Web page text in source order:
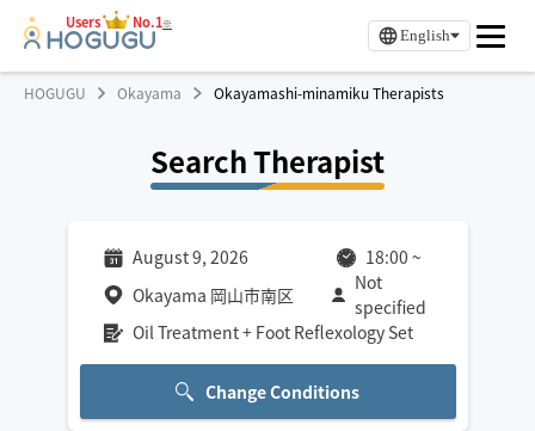
Users No.1※
English
HOGUGU Okayama Okayamashi-minamiku Therapists
Search Therapist
August 9, 2026 18:00 ~
Okayama 岡山市南区
Not
specified
Oil Treatment + Foot Reflexology Set
Change Conditions